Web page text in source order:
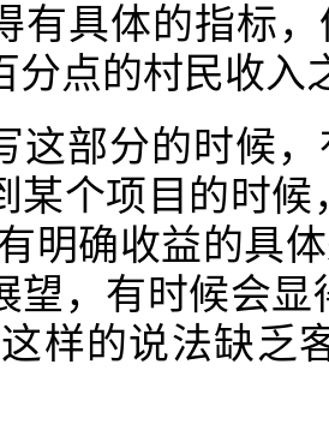
有具体的指标
分点的村民收入
这部分的时候
某个项目的时
明确收益的具
望，有时候会
样的说法缺乏